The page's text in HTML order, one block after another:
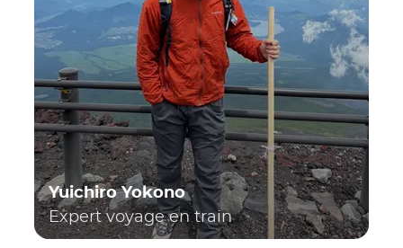
Yuichiro Yokono
Expert voyage en train